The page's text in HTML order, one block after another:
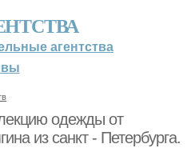
агентства
одежды от
из санкт - Петербурга.